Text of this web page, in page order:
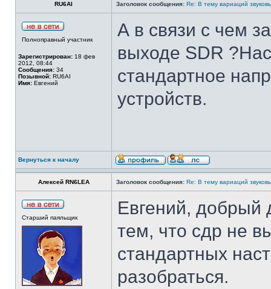
RU6AI Заголовок сообщения: Re: В тему вариаций
Полноправный участник
Зарегистрирован: 18 фев
2012, 08:44
Сообщения: 34
Позывной: RU6AI
Имя: Евгений
А в связи с чем
выходе SDR
стандартное
устройств.
Вернуться к началу
Алексей RN6LEA Заголовок сообщения: Re: В тему вариаций
Старший паяльщик
Евгений, добрый
тем, что сдр не
стандартных
разобраться.